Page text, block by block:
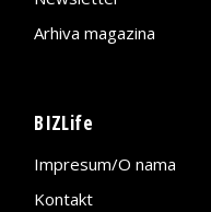
Arhiva magazina
BIZLife
Impresum/O nama
Kontakt